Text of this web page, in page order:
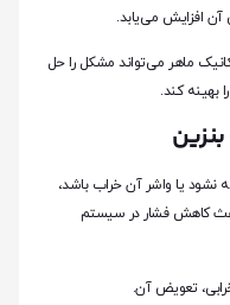
افزایش می‌یابد.
ماهر می‌تواند مشکل را حل
بهینه کند.
نشود یا واشر آن خراب باشد،
کاهش فشار در سیستم
تعویض آن.